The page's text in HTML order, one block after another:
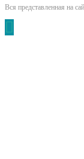
Вся представленная на